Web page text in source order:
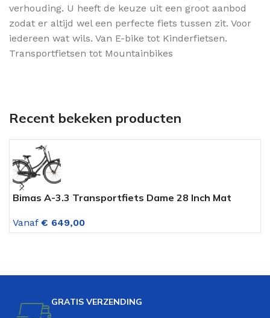
verhouding. U heeft de keuze uit een groot aanbod
zodat er altijd wel een perfecte fiets tussen zit. Voor
iedereen wat wils. Van E-bike tot Kinderfietsen.
Transportfietsen tot Mountainbikes
Recent bekeken producten
Bimas A-3.3 Transportfiets Dame 28 Inch Mat
Vanaf € 649,00
GRATIS VERZENDING